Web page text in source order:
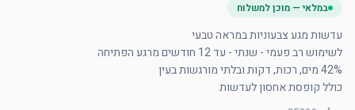
במלאי — מוכן למשלוח
כולל קופסת אחסון לעדשות